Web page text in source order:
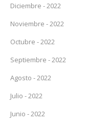
Diciembre - 2022
Noviembre - 2022
Octubre - 2022
Septiembre - 2022
Agosto - 2022
Julio - 2022
Junio - 2022